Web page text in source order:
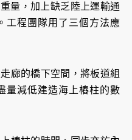
量，加上缺乏陸上運輸通
工程團隊用了三個方法應
廊的橋下空間，將板道組
量減低建造海上樁柱的數